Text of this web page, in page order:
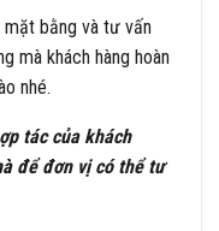
bằng và tư vấn
mà khách hàng hoàn
nhé.
tác của khách
để đơn vị có thể tư